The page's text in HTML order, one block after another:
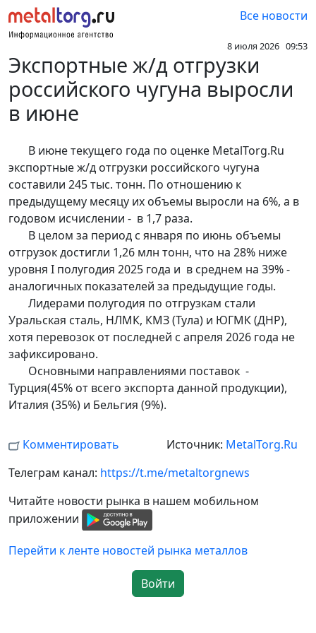
Все новости
8 июля 2026 09:53
Экспортные ж/д отгрузки
российского чугуна выросли
в июне
В июне текущего года по оценке MetalTorg.Ru
экспортные ж/д отгрузки российского чугуна
составили 245 тыс. тонн. По отношению к
предыдущему месяцу их объемы выросли на 6%, а в
годовом исчислении - в 1,7 раза.
В целом за период с января по июнь объемы
отгрузок достигли 1,26 млн тонн, что на 28% ниже
уровня I полугодия 2025 года и в среднем на 39% -
аналогичных показателей за предыдущие годы.
Лидерами полугодия по отгрузкам стали
Уральская сталь, НЛМК, КМЗ (Тула) и ЮГМК (ДНР),
хотя перевозок от последней с апреля 2026 года не
зафиксировано.
Основными направлениями поставок -
Турция(45% от всего экспорта данной продукции),
Италия (35%) и Бельгия (9%).
Комментировать Источник: MetalTorg.Ru
Телеграм канал: https://t.me/metaltorgnews
Читайте новости рынка в нашем мобильном
приложении
Перейти к ленте новостей рынка металлов
Войти